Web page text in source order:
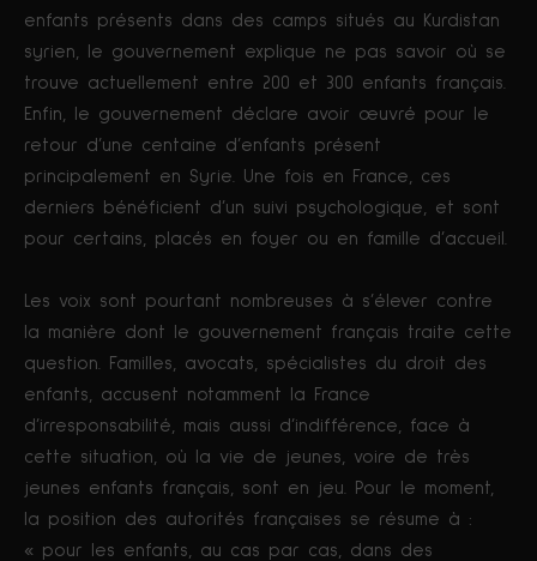
enfants présents dans des camps situés au Kurdistan
syrien, le gouvernement explique ne pas savoir où se
trouve actuellement entre 200 et 300 enfants français.
Enfin, le gouvernement déclare avoir œuvré pour le
retour d’une centaine d’enfants présent
principalement en Syrie. Une fois en France, ces
derniers bénéficient d’un suivi psychologique, et sont
pour certains, placés en foyer ou en famille d’accueil.
Les voix sont pourtant nombreuses à s’élever contre
la manière dont le gouvernement français traite cette
question. Familles, avocats, spécialistes du droit des
enfants, accusent notamment la France
d’irresponsabilité, mais aussi d’indifférence, face à
cette situation, où la vie de jeunes, voire de très
jeunes enfants français, sont en jeu. Pour le moment,
la position des autorités françaises se résume à :
« pour les enfants, au cas par cas, dans des